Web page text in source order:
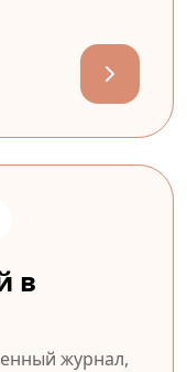
в
журнал,